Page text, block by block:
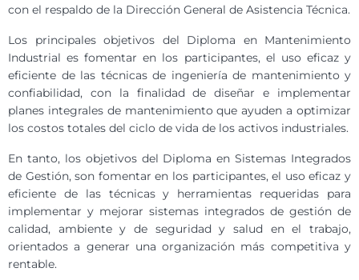
con el respaldo de la Dirección General de Asistencia Técnica.
Los principales objetivos del Diploma en Mantenimiento
Industrial es fomentar en los participantes, el uso eficaz y
eficiente de las técnicas de ingeniería de mantenimiento y
confiabilidad, con la finalidad de diseñar e implementar
planes integrales de mantenimiento que ayuden a optimizar
los costos totales del ciclo de vida de los activos industriales.
En tanto, los objetivos del Diploma en Sistemas Integrados
de Gestión, son fomentar en los participantes, el uso eficaz y
eficiente de las técnicas y herramientas requeridas para
implementar y mejorar sistemas integrados de gestión de
calidad, ambiente y de seguridad y salud en el trabajo,
orientados a generar una organización más competitiva y
rentable.